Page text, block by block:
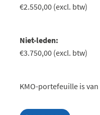
€2.550,00 (excl. btw)
Niet-leden:
€3.750,00 (excl. btw)
KMO-portefeuille is